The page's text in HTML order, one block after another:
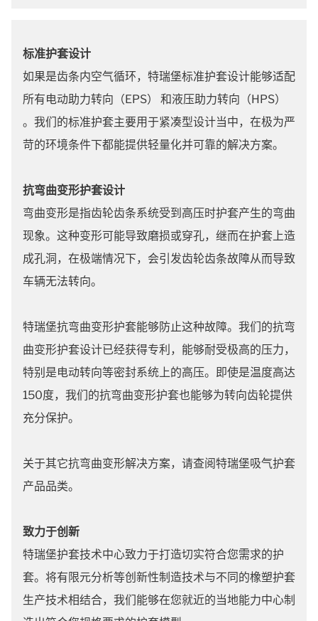
标准护套设计
如果是齿条内空气循环，特瑞堡标准护套设计能够适配
所有电动助力转向（EPS） 和液压助力转向（HPS）
。我们的标准护套主要用于紧凑型设计当中，在极为严
苛的环境条件下都能提供轻量化并可靠的解决方案。
抗弯曲变形护套设计
弯曲变形是指齿轮齿条系统受到高压时护套产生的弯曲
现象。这种变形可能导致磨损或穿孔，继而在护套上造
成孔洞，在极端情况下，会引发齿轮齿条故障从而导致
车辆无法转向。
特瑞堡抗弯曲变形护套能够防止这种故障。我们的抗弯
曲变形护套设计已经获得专利，能够耐受极高的压力，
特别是电动转向等密封系统上的高压。即使是温度高达
150度，我们的抗弯曲变形护套也能够为转向齿轮提供
充分保护。
关于其它抗弯曲变形解决方案，请查阅特瑞堡吸气护套
产品品类。
致力于创新
特瑞堡护套技术中心致力于打造切实符合您需求的护
套。将有限元分析等创新性制造技术与不同的橡塑护套
生产技术相结合，我们能够在您就近的当地能力中心制